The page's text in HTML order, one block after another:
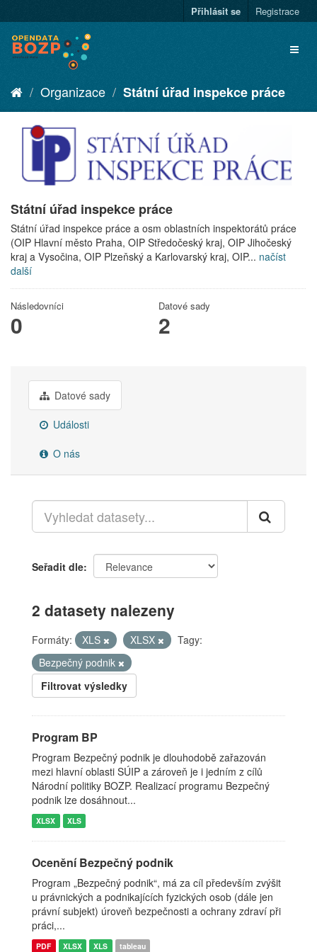
Přihlásit se Registrace
Organizace Státní úřad inspekce práce
Státní úřad inspekce práce
Státní úřad inspekce práce a osm oblastních inspektorátů práce
(OIP Hlavní město Praha, OIP Středočeský kraj, OIP Jihočeský
kraj a Vysočina, OIP Plzeňský a Karlovarský kraj, OIP... načíst
další
Následovníci
0
Datové sady
2
Datové sady
Události
O nás
Seřadit dle
2 datasety nalezeny
Formáty: XLS XLSX
Tagy:
Bezpečný podnik
Filtrovat výsledky
Program BP
Program Bezpečný podnik je dlouhodobě zařazován
mezi hlavní oblasti SÚIP a zároveň je i jedním z cílů
Národní politiky BOZP. Realizací programu Bezpečný
podnik lze dosáhnout...
XLSX XLS
Ocenění Bezpečný podnik
Program „Bezpečný podnik“, má za cíl především zvýšit
u právnických a podnikajících fyzických osob (dále jen
právní subjekt) úroveň bezpečnosti a ochrany zdraví při
práci,...
PDF XLSX XLS tableau